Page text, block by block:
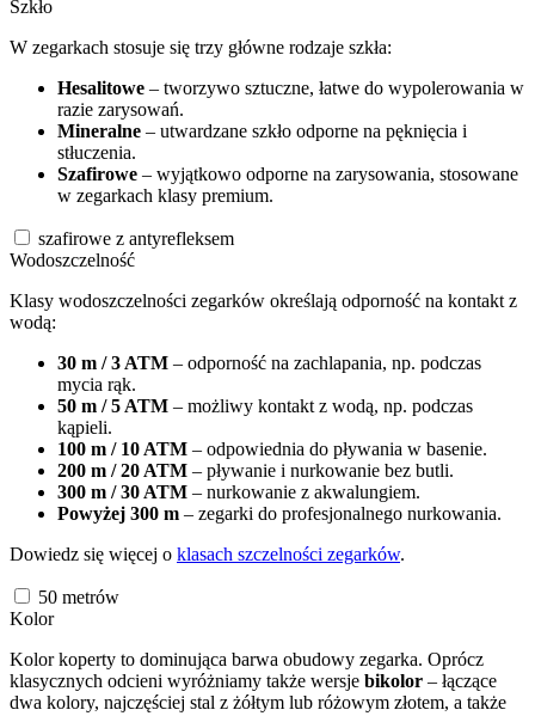
Szkło
W zegarkach stosuje się trzy główne rodzaje szkła:
Hesalitowe – tworzywo sztuczne, łatwe do wypolerowania w
razie zarysowań.
Mineralne – utwardzane szkło odporne na pęknięcia i
stłuczenia.
Szafirowe – wyjątkowo odporne na zarysowania, stosowane
w zegarkach klasy premium.
szafirowe z antyrefleksem
Wodoszczelność
Klasy wodoszczelności zegarków określają odporność na kontakt z
wodą:
30 m / 3 ATM – odporność na zachlapania, np. podczas
mycia rąk.
50 m / 5 ATM – możliwy kontakt z wodą, np. podczas
kąpieli.
100 m / 10 ATM – odpowiednia do pływania w basenie.
200 m / 20 ATM – pływanie i nurkowanie bez butli.
300 m / 30 ATM – nurkowanie z akwalungiem.
Powyżej 300 m – zegarki do profesjonalnego nurkowania.
Dowiedz się więcej o klasach szczelności zegarków.
50 metrów
Kolor
Kolor koperty to dominująca barwa obudowy zegarka. Oprócz
klasycznych odcieni wyróżniamy także wersje bikolor – łączące
dwa kolory, najczęściej stal z żółtym lub różowym złotem, a także